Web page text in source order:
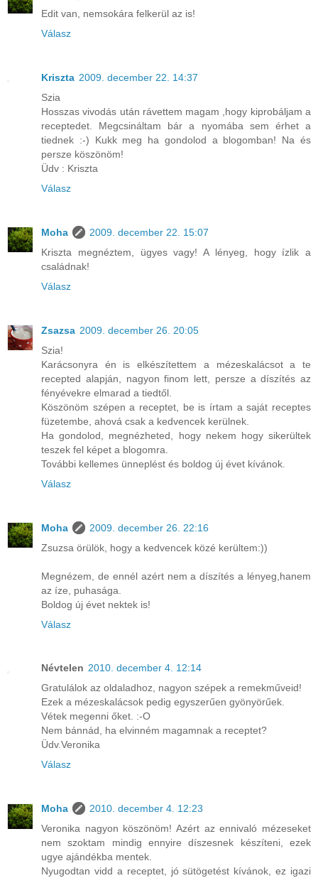
Edit van, nemsokára felkerül az is!
Válasz
Kriszta 2009. december 22. 14:37
Szia
Hosszas vivodás után rávettem magam ,hogy kiprobáljam a
receptedet. Megcsináltam bár a nyomába sem érhet a
tiednek :-) Kukk meg ha gondolod a blogomban! Na és
persze köszönöm!
Üdv : Kriszta
Válasz
Moha
2009. december 22. 15:07
Kriszta megnéztem, ügyes vagy! A lényeg, hogy ízlik a
családnak!
Válasz
Zsazsa 2009. december 26. 20:05
Szia!
Karácsonyra én is elkészítettem a mézeskalácsot a te
recepted alapján, nagyon finom lett, persze a díszítés az
fényévekre elmarad a tiedtől.
Köszönöm szépen a receptet, be is írtam a saját receptes
füzetembe, ahová csak a kedvencek kerülnek.
Ha gondolod, megnézheted, hogy nekem hogy sikerültek
teszek fel képet a blogomra.
További kellemes ünneplést és boldog új évet kívánok.
Válasz
Moha
2009. december 26. 22:16
Zsuzsa örülök, hogy a kedvencek közé kerültem:))
Megnézem, de ennél azért nem a díszítés a lényeg,hanem
az íze, puhasága.
Boldog új évet nektek is!
Válasz
Névtelen 2010. december 4. 12:14
Gratulálok az oldaladhoz, nagyon szépek a remekműveid!
Ezek a mézeskalácsok pedig egyszerűen gyönyörűek.
Vétek megenni őket. :-O
Nem bánnád, ha elvinném magamnak a receptet?
Üdv.Veronika
Válasz
Moha
2010. december 4. 12:23
Veronika nagyon köszönöm! Azért az ennivaló mézeseket
nem szoktam mindig ennyire díszesnek készíteni, ezek
ugye ajándékba mentek.
Nyugodtan vidd a receptet, jó sütögetést kívánok, ez igazi